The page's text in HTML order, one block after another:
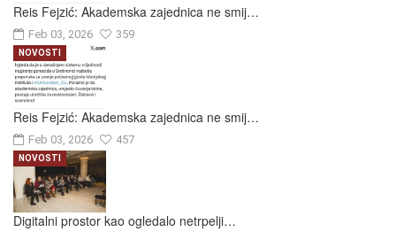
Reis Fejzić: Akademska zajednica ne smij…
Feb 03, 2026 359
Reis Fejzić: Akademska zajednica ne smij…
Feb 03, 2026 457
NOVOSTI
Digitalni prostor kao ogledalo netrpelji…
NOVOSTI